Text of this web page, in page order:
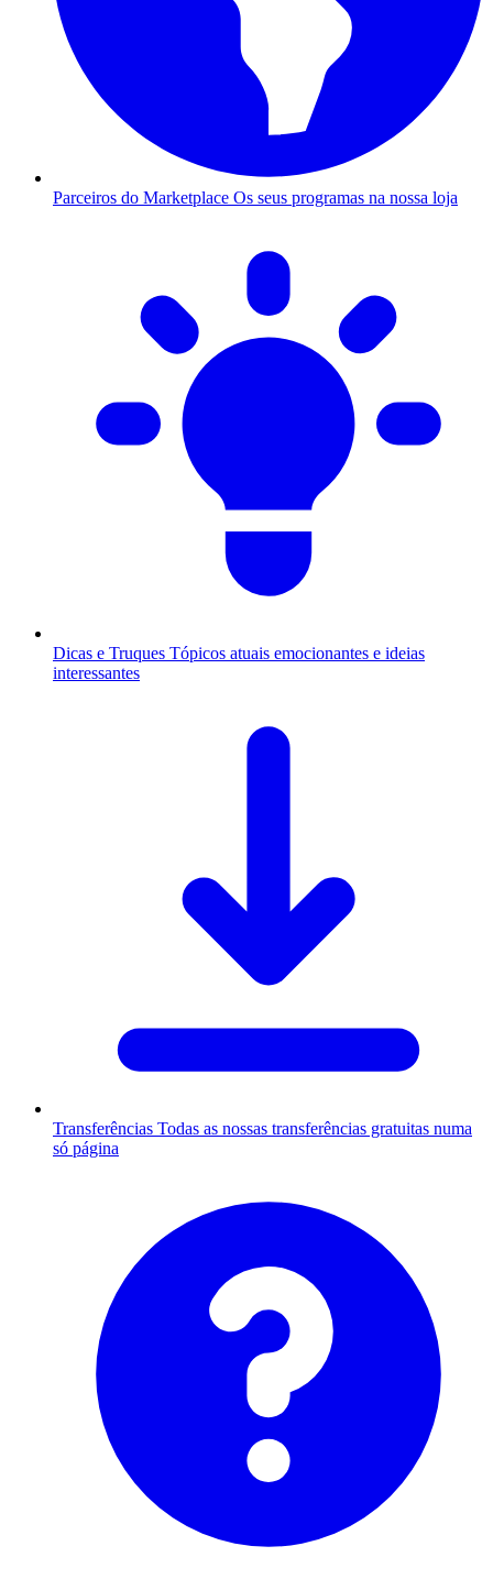
Parceiros do Marketplace Os seus programas na nossa loja
Dicas e Truques Tópicos atuais emocionantes e ideias
interessantes
Transferências Todas as nossas transferências gratuitas numa
só página